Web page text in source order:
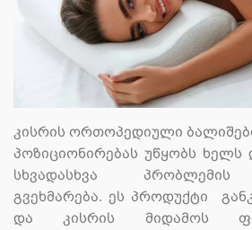
კისრის ორთოპედიული
პოზიციონირებას უწყობს
სხვადასხვა პრობლემის
გვეხმარება. ეს პროდუქტი
და კისრის მიდამოს